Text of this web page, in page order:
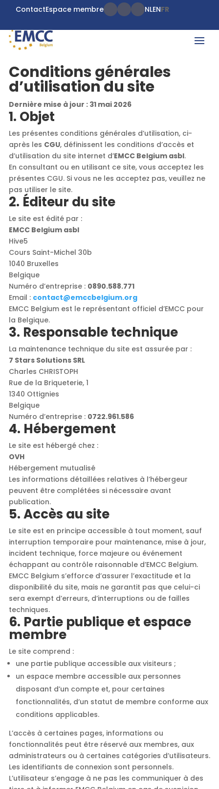
ContactEspace membre NLENFR
Conditions générales
d’utilisation du site
Dernière mise à jour : 31 mai 2026
1. Objet
Les présentes conditions générales d’utilisation, ci-
après les CGU, définissent les conditions d’accès et
d’utilisation du site internet d’EMCC Belgium asbl.
En consultant ou en utilisant ce site, vous acceptez les
présentes CGU. Si vous ne les acceptez pas, veuillez ne
pas utiliser le site.
2. Éditeur du site
Le site est édité par :
EMCC Belgium asbl
Hive5
Cours Saint-Michel 30b
1040 Bruxelles
Belgique
Numéro d’entreprise : 0890.588.771
Email : contact@emccbelgium.org
EMCC Belgium est le représentant officiel d’EMCC pour
la Belgique.
3. Responsable technique
La maintenance technique du site est assurée par :
7 Stars Solutions SRL
Charles CHRISTOPH
Rue de la Briqueterie, 1
1340 Ottignies
Belgique
Numéro d’entreprise : 0722.961.586
4. Hébergement
Le site est hébergé chez :
OVH
Hébergement mutualisé
Les informations détaillées relatives à l’hébergeur
peuvent être complétées si nécessaire avant
publication.
5. Accès au site
Le site est en principe accessible à tout moment, sauf
interruption temporaire pour maintenance, mise à jour,
incident technique, force majeure ou événement
échappant au contrôle raisonnable d’EMCC Belgium.
EMCC Belgium s’efforce d’assurer l’exactitude et la
disponibilité du site, mais ne garantit pas que celui-ci
sera exempt d’erreurs, d’interruptions ou de failles
techniques.
6. Partie publique et espace
membre
Le site comprend :
une partie publique accessible aux visiteurs ;
un espace membre accessible aux personnes
disposant d’un compte et, pour certaines
fonctionnalités, d’un statut de membre conforme aux
conditions applicables.
L’accès à certaines pages, informations ou
fonctionnalités peut être réservé aux membres, aux
administrateurs ou à certaines catégories d’utilisateurs.
Les identifiants de connexion sont personnels.
L’utilisateur s’engage à ne pas les communiquer à des